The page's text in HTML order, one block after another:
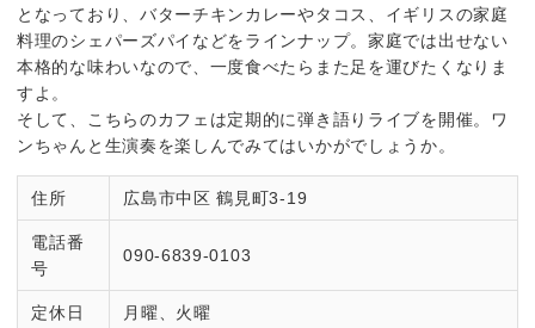
となっており、バターチキンカレーやタコス、イギリスの家庭
料理のシェパーズパイなどをラインナップ。家庭では出せない
本格的な味わいなので、一度食べたらまた足を運びたくなりま
すよ。
そして、こちらのカフェは定期的に弾き語りライブを開催。ワ
ンちゃんと生演奏を楽しんでみてはいかがでしょうか。
住所 広島市中区 鶴見町3-19
電話番
号
090-6839-0103
定休日 月曜、火曜